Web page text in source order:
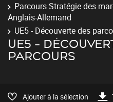
Parcours Stratégie des
Anglais-Allemand
UE5 - Découverte des
UE5 -
PARCOURS
Ajouter à la sélection